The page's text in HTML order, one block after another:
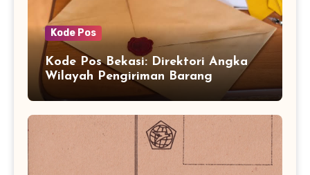
Kode Pos
Kode Pos Bekasi: Direktori Angka
Wilayah Pengiriman Barang